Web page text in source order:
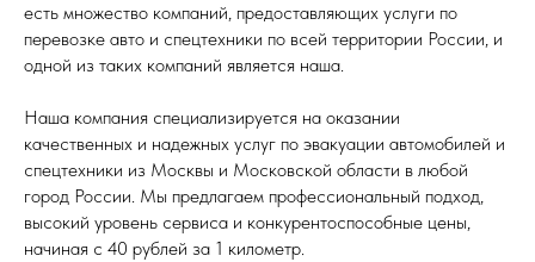
есть множество компаний, предоставляющих услуги по
перевозке авто и спецтехники по всей территории России, и
одной из таких компаний является наша.
Наша компания специализируется на оказании
качественных и надежных услуг по эвакуации автомобилей и
спецтехники из Москвы и Московской области в любой
город России. Мы предлагаем профессиональный подход,
высокий уровень сервиса и конкурентоспособные цены,
начиная с 40 рублей за 1 километр.